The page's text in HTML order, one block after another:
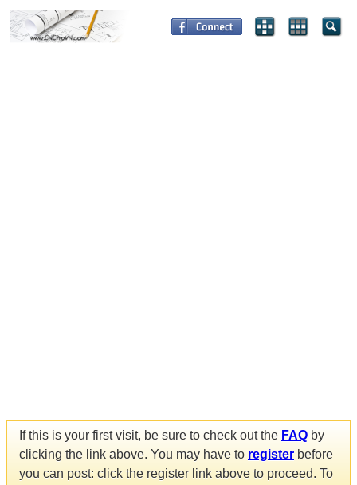
If this is your first visit, be sure to check out the FAQ by
clicking the link above. You may have to register before
you can post: click the register link above to proceed. To